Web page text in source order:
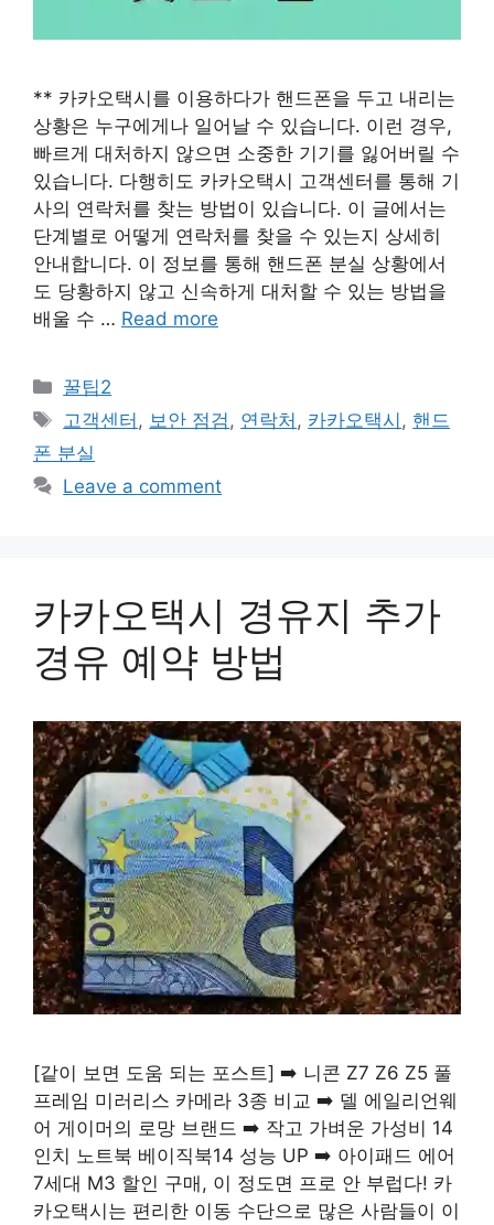
** 카카오택시를 이용하다가 핸드폰을 두고 내리는
상황은 누구에게나 일어날 수 있습니다. 이런 경우,
빠르게 대처하지 않으면 소중한 기기를 잃어버릴 수
있습니다. 다행히도 카카오택시 고객센터를 통해 기
사의 연락처를 찾는 방법이 있습니다. 이 글에서는
단계별로 어떻게 연락처를 찾을 수 있는지 상세히
안내합니다. 이 정보를 통해 핸드폰 분실 상황에서
도 당황하지 않고 신속하게 대처할 수 있는 방법을
배울 수 … Read more
Categories
꿀팁2
Tags
고객센터 , 보안 점검, 연락처 , 카카오택시 , 핸드
폰 분실
Leave a comment
카카오택시 경유지 추가
경유 예약 방법
[같이 보면 도움 되는 포스트] ➡️ 니콘 Z7 Z6 Z5 풀
프레임 미러리스 카메라 3종 비교 ➡️ 델 에일리언웨
어 게이머의 로망 브랜드 ➡️ 작고 가벼운 가성비 14
인치 노트북 베이직북14 성능 UP ➡️ 아이패드 에어
7세대 M3 할인 구매, 이 정도면 프로 안 부럽다! 카
카오택시는 편리한 이동 수단으로 많은 사람들이 이